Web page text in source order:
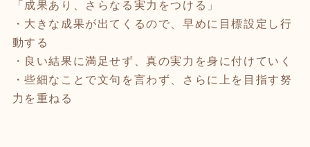
「成果あり、さらなる実力をつける」
・大きな成果が出てくるので、早めに目標設定し行
動する
・良い結果に満足せず、真の実力を身に付けていく
・些細なことで文句を言わず、さらに上を目指す努
力を重ねる